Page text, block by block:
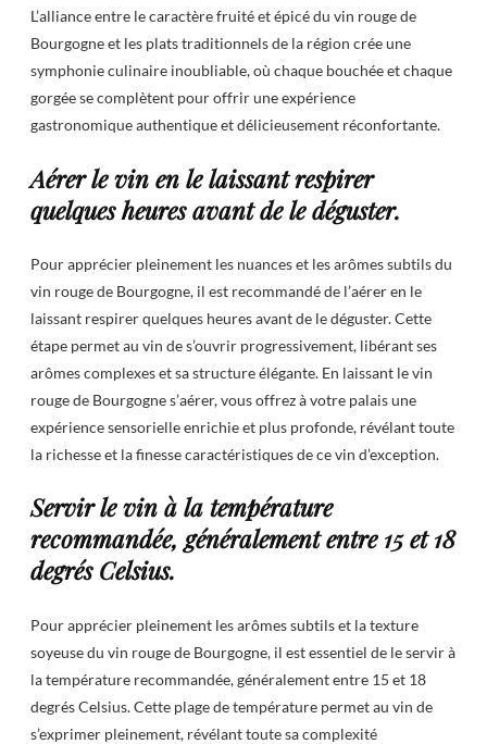
L’alliance entre le caractère fruité et épicé du vin rouge de
Bourgogne et les plats traditionnels de la région crée une
symphonie culinaire inoubliable, où chaque bouchée et chaque
gorgée se complètent pour offrir une expérience
gastronomique authentique et délicieusement réconfortante.
Aérer le vin en le laissant respirer
quelques heures avant de le déguster.
Pour apprécier pleinement les nuances et les arômes subtils du
vin rouge de Bourgogne, il est recommandé de l’aérer en le
laissant respirer quelques heures avant de le déguster. Cette
étape permet au vin de s’ouvrir progressivement, libérant ses
arômes complexes et sa structure élégante. En laissant le vin
rouge de Bourgogne s’aérer, vous offrez à votre palais une
expérience sensorielle enrichie et plus profonde, révélant toute
la richesse et la finesse caractéristiques de ce vin d’exception.
Servir le vin à la température
recommandée, généralement entre 15 et 18
degrés Celsius.
Pour apprécier pleinement les arômes subtils et la texture
soyeuse du vin rouge de Bourgogne, il est essentiel de le servir à
la température recommandée, généralement entre 15 et 18
degrés Celsius. Cette plage de température permet au vin de
s’exprimer pleinement, révélant toute sa complexité